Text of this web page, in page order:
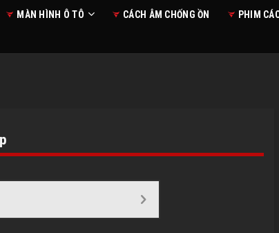
MÀN HÌNH Ô TÔ CÁCH ÂM CHỐNG ỒN PHIM